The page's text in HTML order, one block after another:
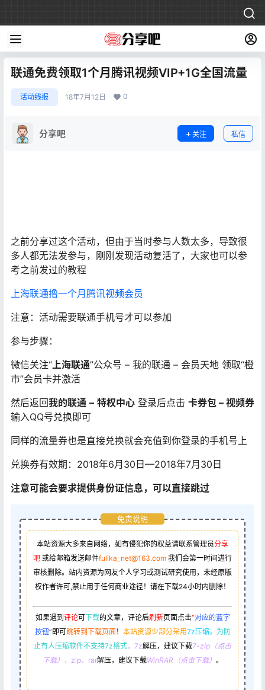
联通免费领取1个月腾讯视频VIP+1G全国流量
活动线报 18年7月12日 0
分享吧 关注 私信
之前分享过这个活动，但由于当时参与人数太多，导致很
多人都无法发参与，刚刚发现活动复活了，大家也可以参
考之前发过的教程
上海联通撸一个月腾讯视频会员
注意：活动需要联通手机号才可以参加
参与步骤：
微信关注“上海联通”公众号 – 我的联通 – 会员天地 领取“橙
市”会员卡并激活
然后返回我的联通 – 特权中心 登录后点击 卡券包 – 视频券
输入QQ号兑换即可
同样的流量券也是直接兑换就会充值到你登录的手机号上
兑换券有效期：2018年6月30日—2018年7月30日
注意可能会要求提供身份证信息，可以直接跳过
免责说明
本站资源大多来自网络，如有侵犯你的权益请联系管理员分享
吧 或给邮箱发送邮件fulika_net@163.com 我们会第一时间进行
审核删除。站内资源为网友个人学习或测试研究使用，未经原版
权作者许可,禁止用于任何商业途径！请在下载24小时内删除！
如果遇到 评论可下载的文章，评论后刷新页面点击“对应的蓝字
按钮”即可跳转到下载页面！ 本站资源少部分采用7z压缩， 为防
止有人压缩软件不支持7z格式，7z解压，建议下载7-zip（点击
下载） ，zip、rar解压，建议下载WinRAR（点击下载） 。